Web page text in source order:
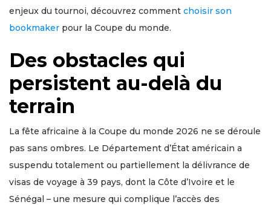
enjeux du tournoi, découvrez comment choisir son
bookmaker pour la Coupe du monde.
Des obstacles qui
persistent au-delà du
terrain
La fête africaine à la Coupe du monde 2026 ne se déroule
pas sans ombres. Le Département d’État américain a
suspendu totalement ou partiellement la délivrance de
visas de voyage à 39 pays, dont la Côte d’Ivoire et le
Sénégal – une mesure qui complique l’accès des